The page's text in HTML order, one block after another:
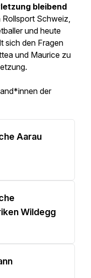
bleibend
Schweiz,
und heute
sich den Fragen
und Maurice zu
der
Aarau
Wildegg